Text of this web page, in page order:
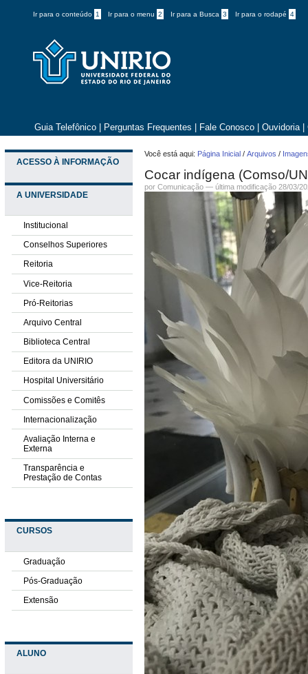
Ir para o conteúdo 1 Ir para o menu 2 Ir para a Busca 3 Ir para o rodapé 4
Guia Telefônico Perguntas Frequentes Fale Conosco Ouvidoria
ACESSO À INFORMAÇÃO
A UNIVERSIDADE
Institucional
Conselhos Superiores
Reitoria
Vice-Reitoria
Pró-Reitorias
Arquivo Central
Biblioteca Central
Editora da UNIRIO
Hospital Universitário
Comissões e Comitês
Internacionalização
Avaliação Interna e
Externa
Transparência e
Prestação de Contas
CURSOS
Graduação
Pós-Graduação
Extensão
ALUNO
Você está aqui: Página Inicial /Arquivos /
Cocar indígena (Comso/
porComunicação —última modificação 28/03/